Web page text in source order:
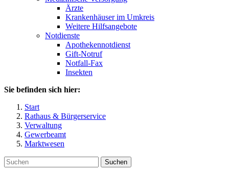
Ärzte
Krankenhäuser im Umkreis
Weitere Hilfsangebote
Notdienste
Apothekennotdienst
Gift-Notruf
Notfall-Fax
Insekten
Sie befinden sich hier:
Start
Rathaus & Bürgerservice
Verwaltung
Gewerbeamt
Marktwesen
Suchen